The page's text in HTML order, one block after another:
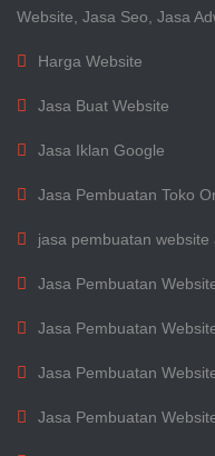
Website, Jasa Seo, Jasa
Harga Website
Jasa Buat Website
Jasa Iklan Google
Jasa Pembuatan Toko
jasa pembuatan website
Jasa Pembuatan
Jasa Pembuatan
Jasa Pembuatan
Jasa Pembuatan